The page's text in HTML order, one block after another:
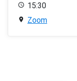
15:30
Zoom